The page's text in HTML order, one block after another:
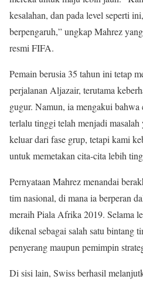
kesalahan, dan pada level seperti
berpengaruh,” ungkap Mahrez
resmi FIFA.
Pemain berusia 35 tahun ini tetap
perjalanan Aljazair, terutama
gugur. Namun, ia mengakui bahwa
terlalu tinggi telah menjadi
keluar dari fase grup, tetapi kami
untuk memetakan cita-cita lebih
Pernyataan Mahrez menandai
tim nasional, di mana ia berperan
meraih Piala Afrika 2019. Selama
dikenal sebagai salah satu bintang
penyerang maupun pemimpin
Di sisi lain, Swiss berhasil